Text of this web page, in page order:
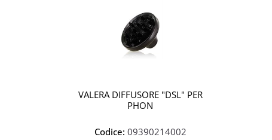
VALERA DIFFUSORE "DSL" PER
PHON
Codice: 09390214002